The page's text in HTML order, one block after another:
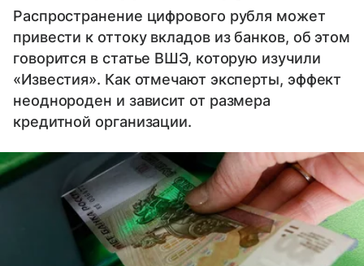
Распространение цифрового рубля может
привести к оттоку вкладов из банков, об этом
говорится в статье ВШЭ, которую изучили
«Известия». Как отмечают эксперты, эффект
неоднороден и зависит от размера
кредитной организации.